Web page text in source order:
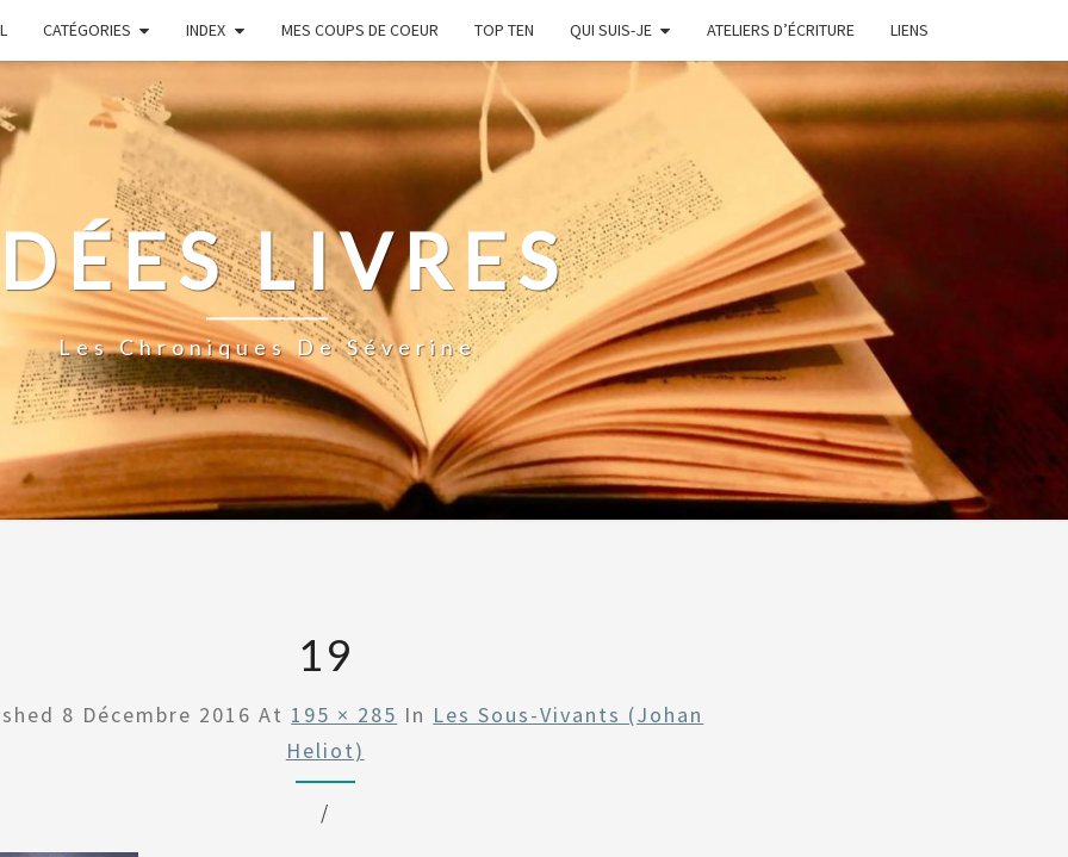
CATÉGORIES INDEX MES COUPS DE COEUR TOP TEN QUI SUIS-JE ATELIERS D’ÉCRITURE LIENS
LIVRES
Les Chroniques De Séverine
19
8 Décembre 2016 At 195 × 285 In Les Sous-Vivants (Johan
Heliot)
/